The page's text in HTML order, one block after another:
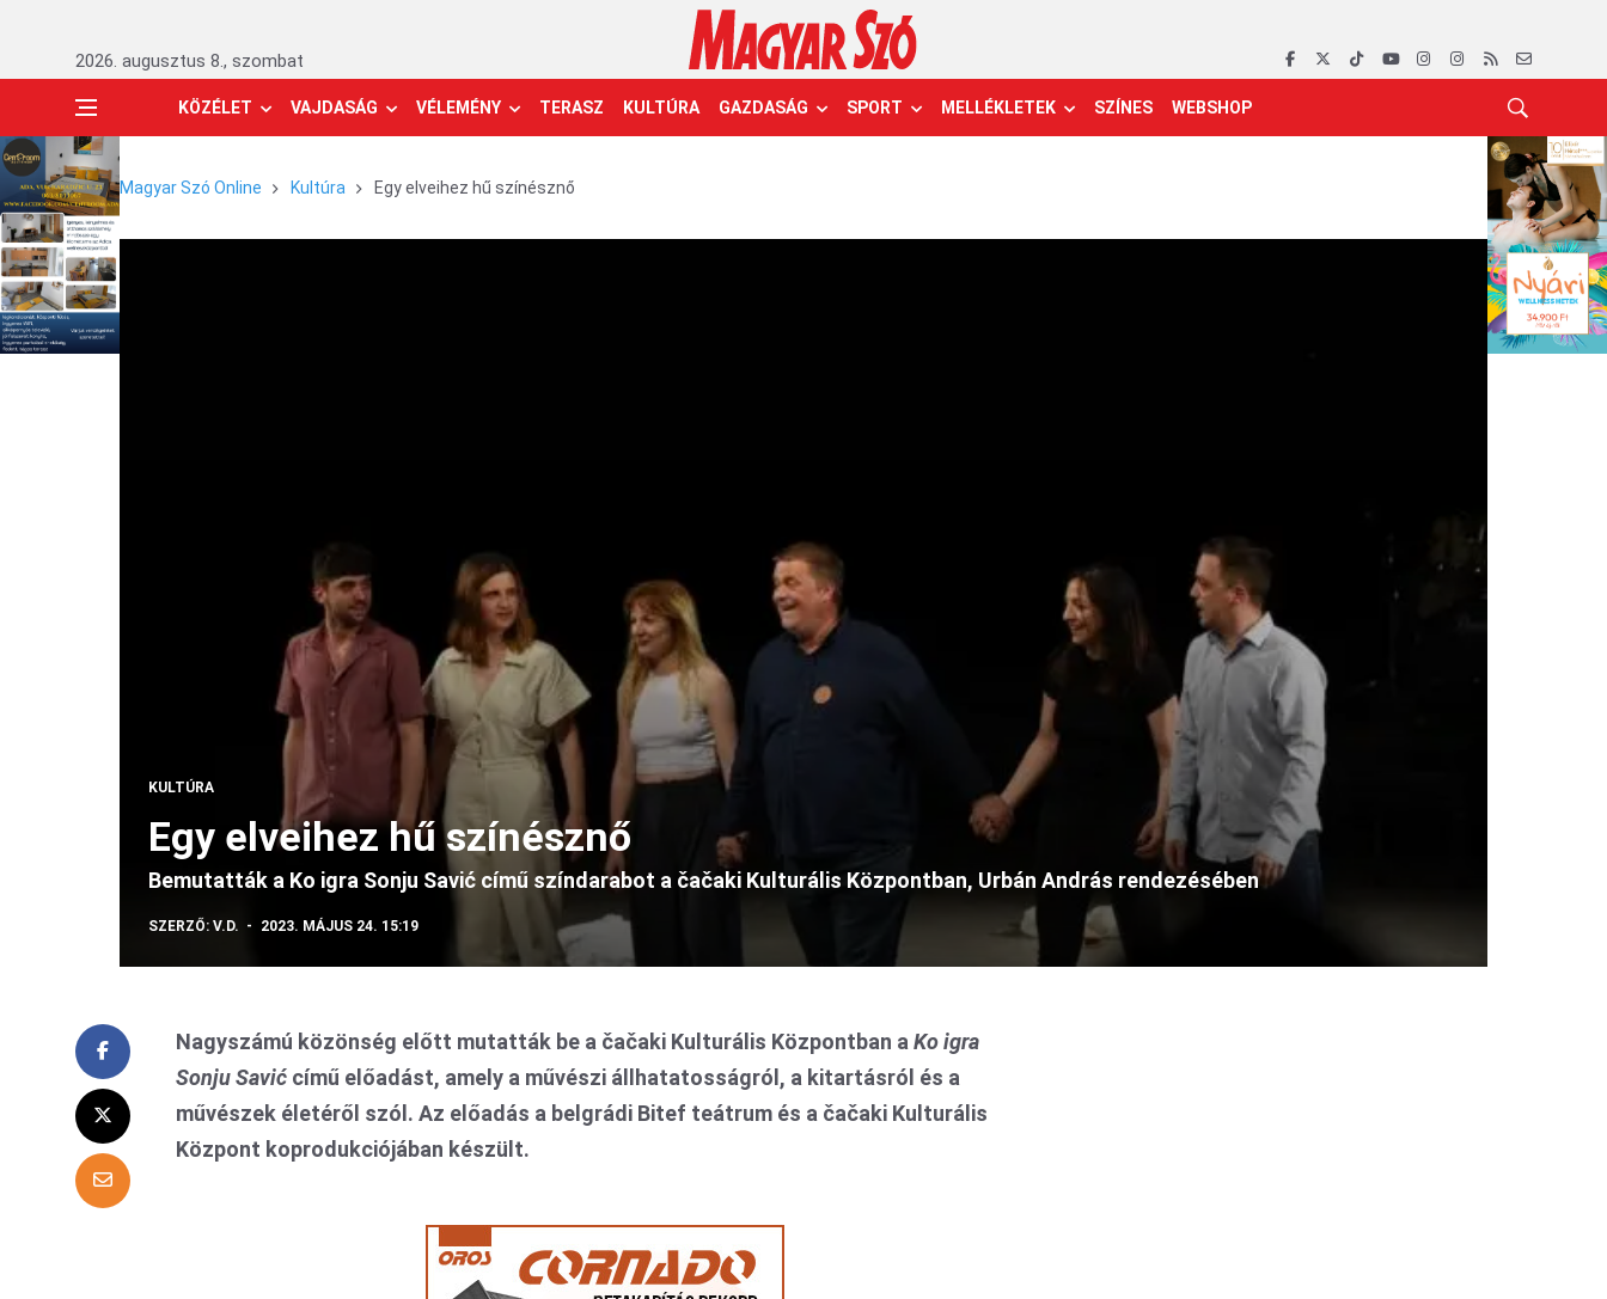
2026. augusztus 8., szombat
KÖZÉLET VAJDASÁG VÉLEMÉNY TERASZ KULTÚRA GAZDASÁG SPORT MELLÉKLETEK SZÍNES WEBSHOP
Magyar Szó Online Kultúra Egy elveihez hű színésznő
KULTÚRA
Egy elveihez hű színésznő
Bemutatták a Ko igra Sonju Savić című színdarabot a čačaki Kulturális Központban, Urbán András rendezésében
SZERZŐ: V.D. 2023. MÁJUS 24. 15:19
Nagyszámú közönség előtt mutatták be a čačaki Kulturális Központban a Ko igra
Sonju Savić című előadást, amely a művészi állhatatosságról, a kitartásról és a
művészek életéről szól. Az előadás a belgrádi Bitef teátrum és a čačaki Kulturális
Központ koprodukciójában készült.